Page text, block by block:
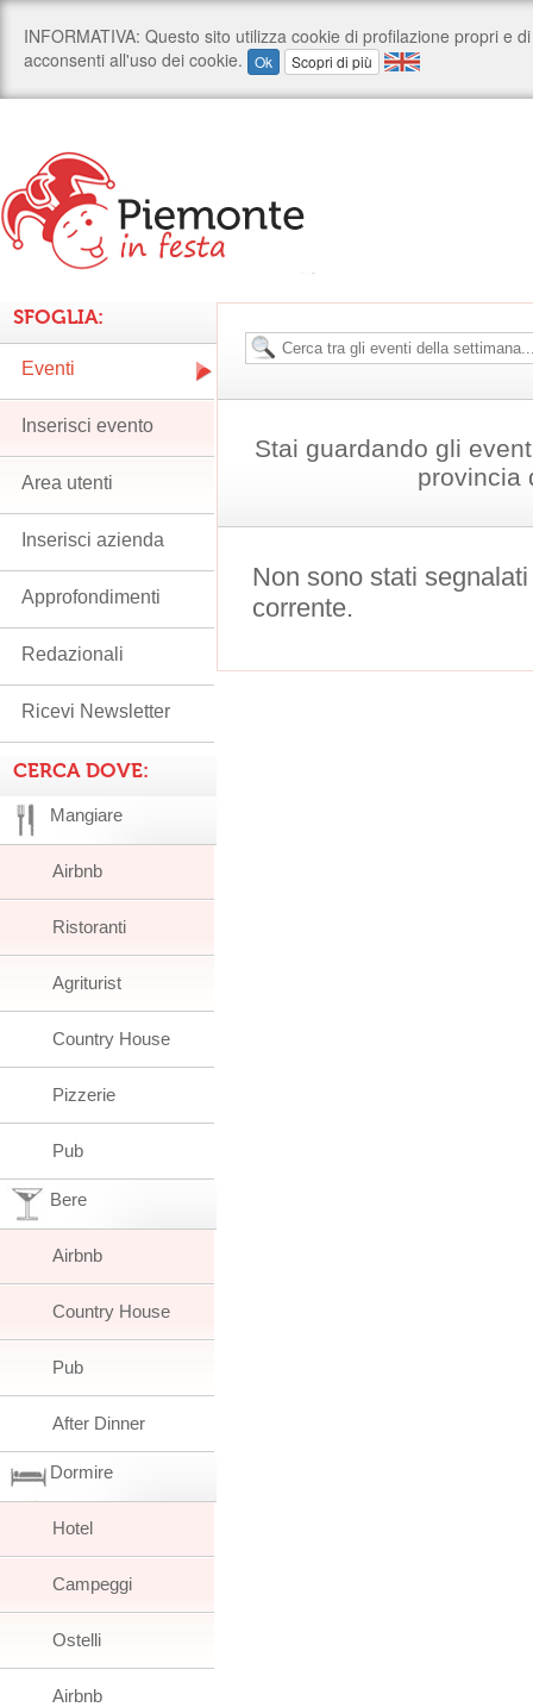
Stai guardando gli
provincia
Non sono stati
corrente.
SFOGLIA:
Eventi
Inserisci evento
Area utenti
Inserisci azienda
Approfondimenti
Redazionali
Ricevi Newsletter
CERCA DOVE:
Mangiare
Airbnb
Ristoranti
Agriturist
Country House
Pizzerie
Pub
Bere
Airbnb
Country House
Pub
After Dinner
Dormire
Hotel
Campeggi
Ostelli
Airbnb